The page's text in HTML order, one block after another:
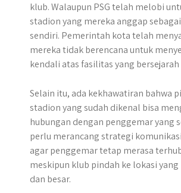
klub. Walaupun PSG telah melobi
stadion yang mereka anggap
sendiri. Pemerintah kota telah
mereka tidak berencana untuk
kendali atas fasilitas yang
Selain itu, ada kekhawatiran bahwa
stadion yang sudah dikenal bisa
hubungan dengan penggemar yang
perlu merancang strategi
agar penggemar tetap merasa
meskipun klub pindah ke lokasi
dan besar.